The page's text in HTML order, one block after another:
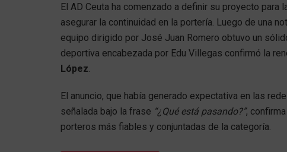
El AD Ceuta ha comenzado a definir su proyecto para
asegurar la continuidad en la portería. Luego de una
equipo dirigido por José Juan Romero obtuvo un
deportiva encabezada por Edu Villegas confirmó la
López.
El anuncio, que había generado expectativa en las
señalada bajo la frase “¿Qué está pasando?”,
porteros más fiables y conjuntadas de la categoría.